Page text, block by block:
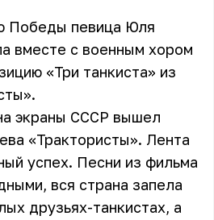
Победы певица Юля
вместе с военным хором
«Три танкиста» из
экраны СССР вышел
«Трактористы». Лента
успех. Песни из фильма
вся страна запела
друзьях-танкистах, а